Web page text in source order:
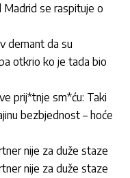
Madrid se raspituje o
demant da su
otkrio ko je tada bio
prij*tnje sm*ću: Taki
bezbjednost – hoće
nije za duže staze
nije za duže staze